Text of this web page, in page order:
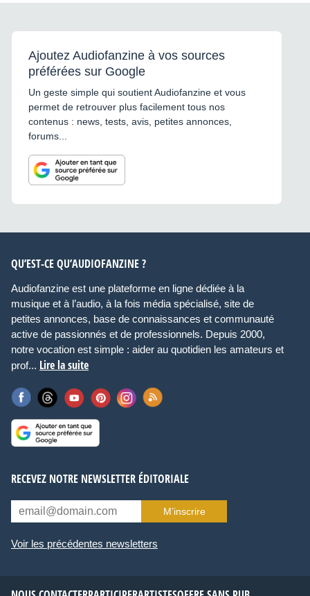
Ajoutez Audiofanzine à vos sources
préférées sur Google
Un geste simple qui soutient Audiofanzine et vous
permet de retrouver plus facilement tous nos
contenus : news, tests, avis, petites annonces,
forums...
QU’EST-CE QU’AUDIOFANZINE ?
Audiofanzine est une plateforme en ligne dédiée à la
musique et à l’audio, à la fois média spécialisé, site de
petites annonces, base de connaissances et communauté
active de passionnés et de professionnels. Depuis 2000,
notre vocation est simple : aider au quotidien les amateurs et
prof... Lire la suite
RECEVEZ NOTRE NEWSLETTER ÉDITORIALE
M’inscrire
Voir les précédentes newsletters